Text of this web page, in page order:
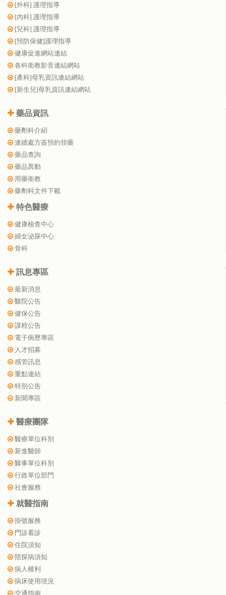
[外科] 護理指導
[內科] 護理指導
[兒科] 護理指導
[預防保健]護理指導
健康促進網站連結
各科衛教影音連結網站
[產科]母乳資訊連結網站
[新生兒]母乳資訊連結網站
藥品資訊
藥劑科介紹
連續處方簽預約領藥
藥品查詢
藥品異動
用藥衛教
藥劑科文件下載
特色醫療
健康檢查中心
婦女泌尿中心
骨科
訊息專區
最新消息
醫院公告
健保公告
課程公告
電子病歷專區
人才招募
感管訊息
重點連結
特別公告
新聞專區
醫療團隊
醫療單位科別
新進醫師
醫事單位科別
行政單位部門
社會服務
就醫指南
掛號服務
門診看診
住院須知
陪探病須知
病人權利
病床使用現況
交通指南